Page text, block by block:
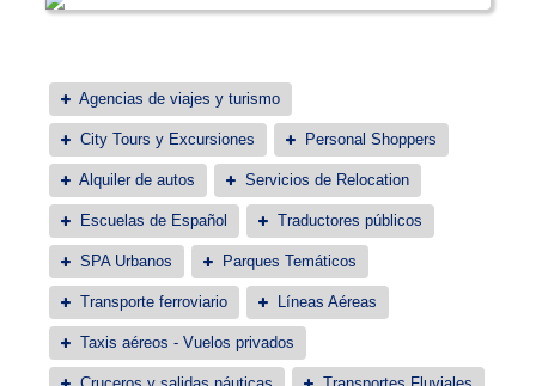
Agencias de viajes y turismo
City Tours y Excursiones Personal Shoppers
Alquiler de autos Servicios de Relocation
Escuelas de Español Traductores públicos
SPA Urbanos Parques Temáticos
Transporte ferroviario Líneas Aéreas
Taxis aéreos - Vuelos privados